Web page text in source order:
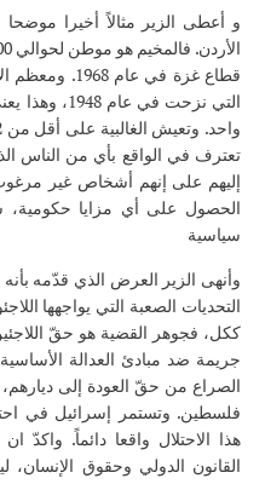
و أعطى الزير مثالاً أخيرا
قطاع غزة في
التي نزحت في
تعترف في الواقع بأي من الناس
إليهم على إنهم أشخاص غير
الحصول على أي مزايا حكومية،
سياسية
وأنهى الزير العرض الذي قدّمه
التحديات الصعبة التي يواجهها
ككل، فجوهر القضية هو حقّ
جريمة ضد مبادئ العدالة الأساسية
الصراع من حقّ العودة إلى
فلسطين. وتستمر إسرائيل في
هذا الاحتلال واقعا دائماً. واكدّ
القانون الدولي وحقوق